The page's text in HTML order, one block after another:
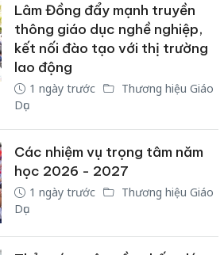
Lâm Đồng đẩy mạnh truyền
thông giáo dục nghề nghiệp,
kết nối đào tạo với thị trường
lao động
1 ngày trước
Thương hiệu Giáo
Dục
Các nhiệm vụ trọng tâm năm
học 2026 - 2027
1 ngày trước
Thương hiệu Giáo
Dục